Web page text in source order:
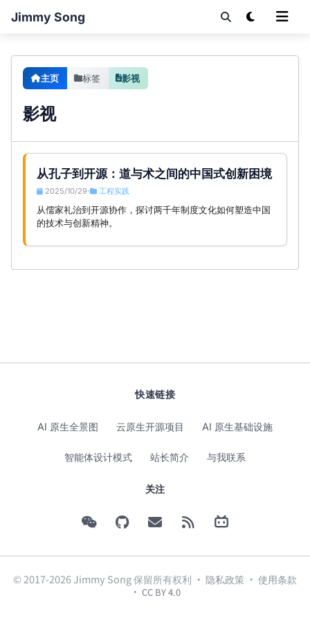
Jimmy Song
主页 标签 影视
影视
从孔子到开源：道与术之间的中国式创新困境
2025/10/29 • 工程实践
从儒家礼治到开源协作，探讨两千年制度文化如何塑造中国
的技术与创新精神。
快速链接
AI 原生全景图 云原生开源项目 AI 原生基础设施
智能体设计模式 站长简介 与我联系
关注
© 2017-2026 Jimmy Song 保留所有权利 · 隐私政策 · 使用条款
· CC BY 4.0